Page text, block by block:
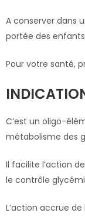
A conserver dans
portée des
Pour votre santé,
C’est un oligo-
métabolisme des
Il facilite l’action
le contrôle
L’action accrue